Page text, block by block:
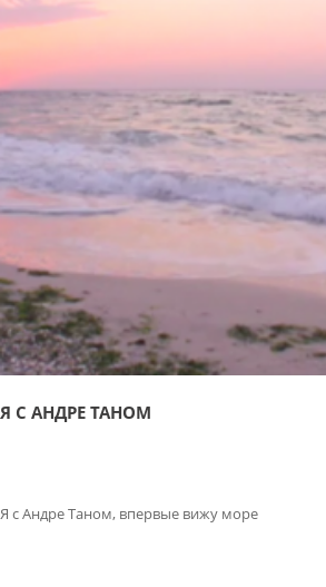
Я С АНДРЕ ТАНОМ
Я с Андре Таном, впервые вижу море